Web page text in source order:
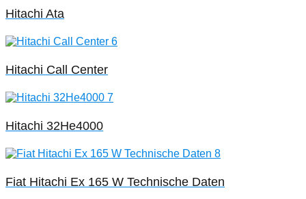
Hitachi Ata
Hitachi Call Center
Hitachi 32He4000
Fiat Hitachi Ex 165 W Technische Daten